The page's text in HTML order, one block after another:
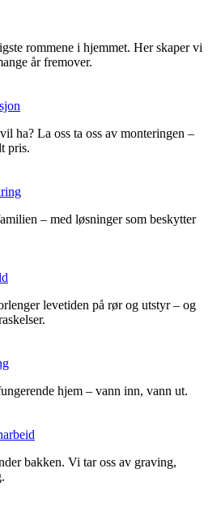
rommene i hjemmet. Her skaper vi
år fremover.
ha? La oss ta oss av monteringen –
pris.
– med løsninger som beskytter
levetiden på rør og utstyr – og
hjem – vann inn, vann ut.
bakken. Vi tar oss av graving,